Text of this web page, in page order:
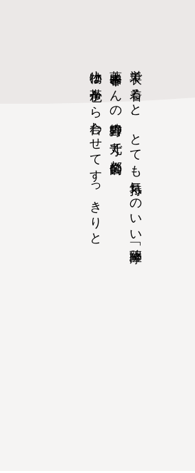
単衣で着ると、とても気持ちのいい「綿薩摩」
藤山千春さんの緯吉野の九寸で都会的に
小物は帯色から合わせてすっきりと